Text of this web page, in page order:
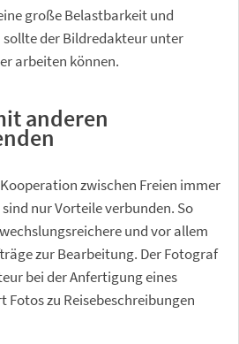
große Belastbarkeit und
sollte der Bildredakteur unter
arbeiten können.
anderen
zwischen Freien immer
nur Vorteile verbunden. So
und vor allem
zur Bearbeitung. Der Fotograf
bei der Anfertigung eines
Fotos zu Reisebeschreibungen